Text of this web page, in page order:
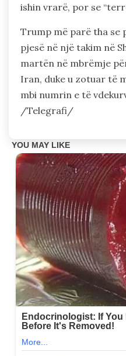
ishin vrarë, por se
Trump më parë tha
pjesë në një takim në
martën në mbrëmje
Iran, duke u zotuar të
mbi numrin e të
/Telegrafi/